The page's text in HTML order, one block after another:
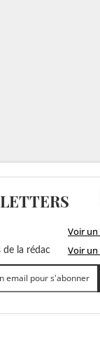
Voir
de la rédac Voir